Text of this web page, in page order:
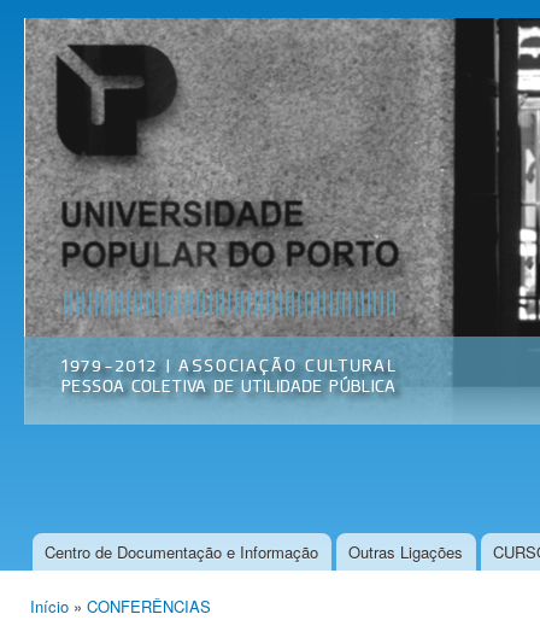
Universidade
Popular do
Porto
Associação
Cultural
Menu principal
Centro de Documentação e Informação Outras Ligações
Início » CONFERÊNCIAS